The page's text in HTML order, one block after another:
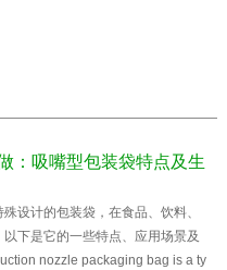
：吸嘴型包装袋特点及生
设计的包装袋，在食品、饮料、
下是它的一些特点、应用场景及
nozzle packaging bag is a ty